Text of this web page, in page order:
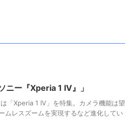
ニー『Xperia 1 IV』」
「Xperia 1 IV」を特集。カメラ機能は望
ムレスズームを実現するなど進化してい